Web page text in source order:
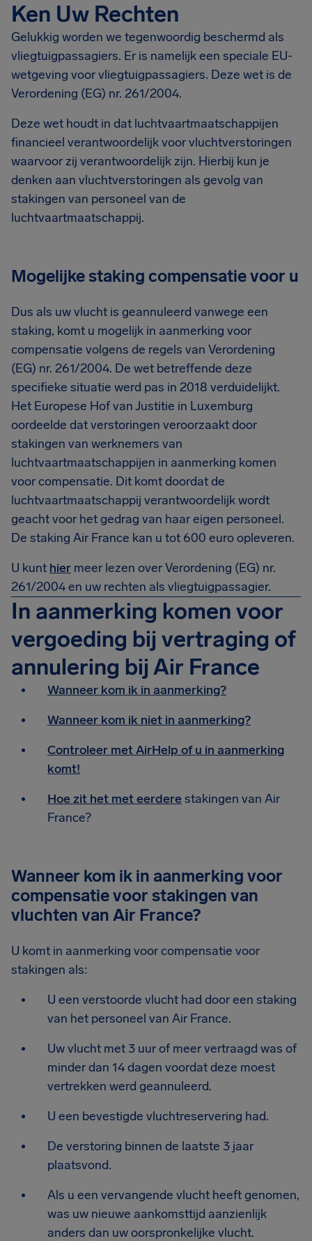
Ken Uw Rechten
Gelukkig worden we tegenwoordig beschermd als
vliegtuigpassagiers. Er is namelijk een speciale EU-
wetgeving voor vliegtuigpassagiers. Deze wet is de
Verordening (EG) nr. 261/2004.
Deze wet houdt in dat luchtvaartmaatschappijen
financieel verantwoordelijk voor vluchtverstoringen
waarvoor zij verantwoordelijk zijn. Hierbij kun je
denken aan vluchtverstoringen als gevolg van
stakingen van personeel van de
luchtvaartmaatschappij.
Mogelijke staking compensatie voor u
Dus als uw vlucht is geannuleerd vanwege een
staking, komt u mogelijk in aanmerking voor
compensatie volgens de regels van Verordening
(EG) nr. 261/2004. De wet betreffende deze
specifieke situatie werd pas in 2018 verduidelijkt.
Het Europese Hof van Justitie in Luxemburg
oordeelde dat verstoringen veroorzaakt door
stakingen van werknemers van
luchtvaartmaatschappijen in aanmerking komen
voor compensatie. Dit komt doordat de
luchtvaartmaatschappij verantwoordelijk wordt
geacht voor het gedrag van haar eigen personeel.
De staking Air France kan u tot 600 euro opleveren.
U kunt hier meer lezen over Verordening (EG) nr.
261/2004 en uw rechten als vliegtuigpassagier.
In aanmerking komen voor
vergoeding bij vertraging of
annulering bij Air France
Wanneer kom ik in aanmerking?
Wanneer kom ik niet in aanmerking?
Controleer met AirHelp of u in aanmerking
komt!
Hoe zit het met eerderestakingen van Air
France?
Wanneer kom ik in aanmerking voor
compensatie voor stakingen van
vluchten van Air France?
U komt in aanmerking voor compensatie voor
stakingen als:
U een verstoorde vlucht had door een staking
van het personeel van Air France.
Uw vlucht met 3 uur of meer vertraagd was of
minder dan 14 dagen voordat deze moest
vertrekken werd geannuleerd.
U een bevestigde vluchtreservering had.
De verstoring binnen de laatste 3 jaar
plaatsvond.
Als u een vervangende vlucht heeft genomen,
was uw nieuwe aankomsttijd aanzienlijk
anders dan uw oorspronkelijke vlucht.